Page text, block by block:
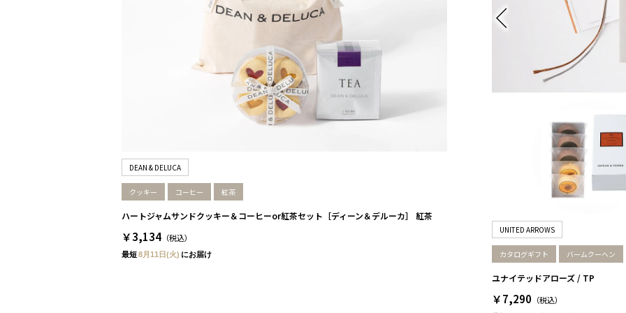
DEAN & DELUCA
クッキー コーヒー 紅茶
ハートジャムサンドクッキー＆コーヒーor紅茶セット［ディーン＆デルーカ］ 紅茶
￥3,134（税込）
最短8月11日(火) にお届け
UNITED ARROWS
カタログギフト バームクーヘン
ユナイテッドアローズ / TP
￥7,290 （税込）